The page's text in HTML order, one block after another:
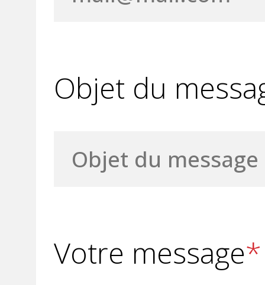
Objet du
Votre message*